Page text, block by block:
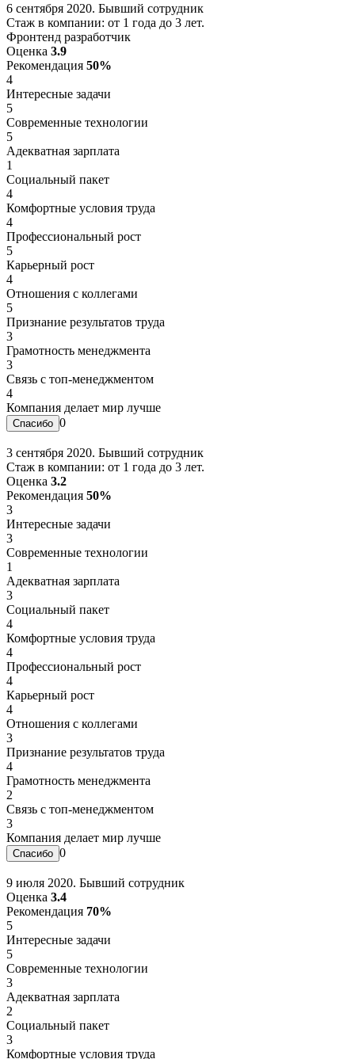
6 сентября 2020. Бывший сотрудник
Стаж в компании: от 1 года до 3 лет.
Фронтенд разработчик
Оценка 3.9
Рекомендация 50%
4
Интересные задачи
5
Современные технологии
5
Адекватная зарплата
1
Социальный пакет
4
Комфортные условия труда
4
Профессиональный рост
5
Карьерный рост
4
Отношения с коллегами
5
Признание результатов труда
3
Грамотность менеджмента
3
Связь с топ-менеджментом
4
Компания делает мир лучше
0
3 сентября 2020. Бывший сотрудник
Стаж в компании: от 1 года до 3 лет.
Оценка 3.2
Рекомендация 50%
3
Интересные задачи
3
Современные технологии
1
Адекватная зарплата
3
Социальный пакет
4
Комфортные условия труда
4
Профессиональный рост
4
Карьерный рост
4
Отношения с коллегами
3
Признание результатов труда
4
Грамотность менеджмента
2
Связь с топ-менеджментом
3
Компания делает мир лучше
0
9 июля 2020. Бывший сотрудник
Оценка 3.4
Рекомендация 70%
5
Интересные задачи
5
Современные технологии
3
Адекватная зарплата
2
Социальный пакет
3
Комфортные условия труда